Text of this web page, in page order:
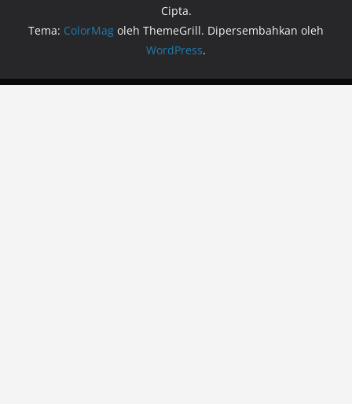
Cipta.
Tema: ColorMag oleh ThemeGrill. Dipersembahkan oleh
WordPress.